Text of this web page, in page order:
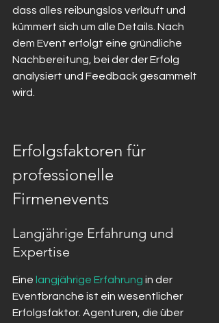
dass alles reibungslos verläuft und
kümmert sich um alle Details. Nach
dem Event erfolgt eine gründliche
Nachbereitung, bei der der Erfolg
analysiert und Feedback gesammelt
wird.
Erfolgsfaktoren für
professionelle
Firmenevents
Langjährige Erfahrung und
Expertise
Eine langjährige Erfahrung in der
Eventbranche ist ein wesentlicher
Erfolgsfaktor. Agenturen, die über